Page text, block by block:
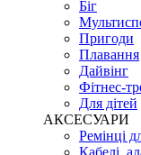
Біг
Пригоди
Плавання
Дайвінг
Фітнес-
Для дітей
АКСЕСУАРИ
Ремінці
Кабелі,